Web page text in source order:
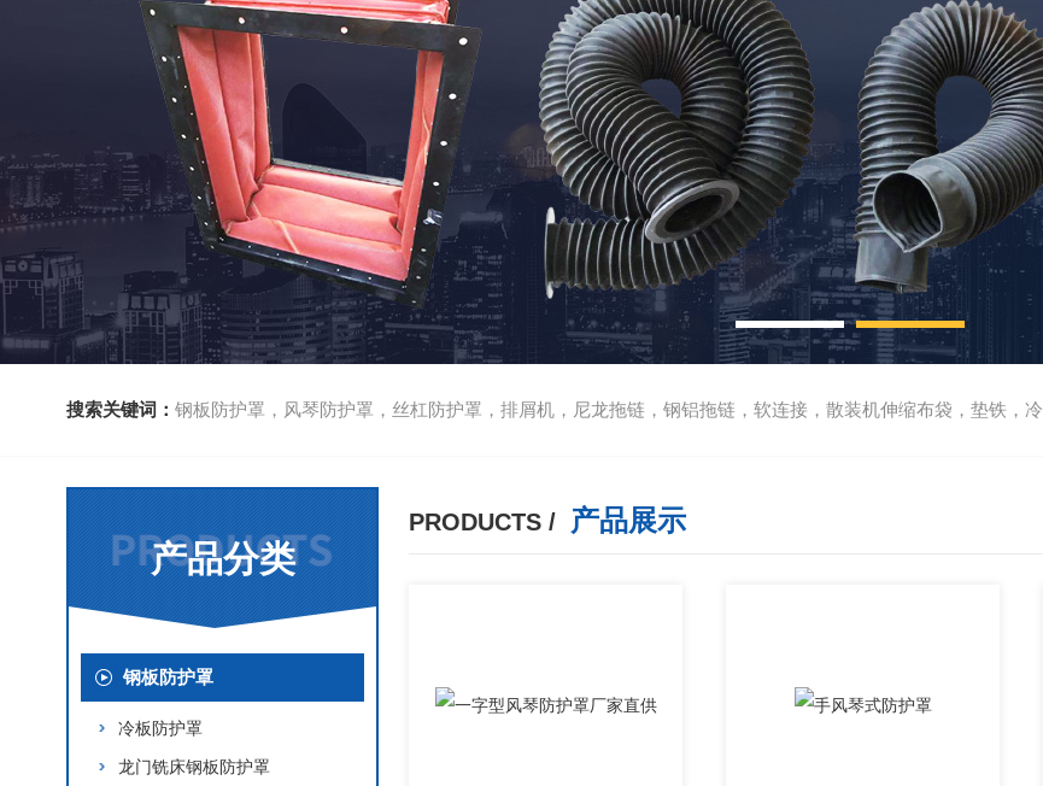
搜索关键词： 钢板防护罩，风琴防护罩，丝杠防护罩，排屑机，尼龙拖链，钢铝拖链，软连接，散装机伸缩布袋，垫铁，冷却管，刮屑板
产品分类
钢板防护罩
冷板防护罩
龙门铣床钢板防护罩
PRODUCTS / 产品展示